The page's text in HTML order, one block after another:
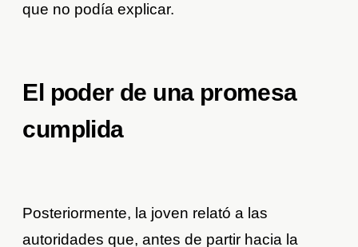
que no podía explicar.
El poder de una promesa
cumplida
Posteriormente, la joven relató a las
autoridades que, antes de partir hacia la